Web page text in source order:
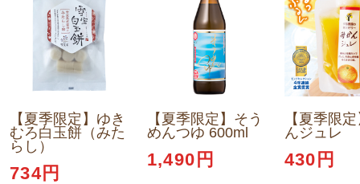
【夏季限定】ゆき
むろ白玉餅（みた
らし）
734円
【夏季限定】そう
めんつゆ 600ml
1,490円
【夏季限
んジュレ
430円